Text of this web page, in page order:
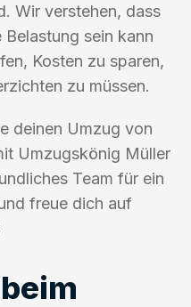
Wir verstehen, dass
sein kann
Kosten zu sparen,
zu müssen.
deinen Umzug von
Umzugskönig Müller
Team für ein
freue dich auf